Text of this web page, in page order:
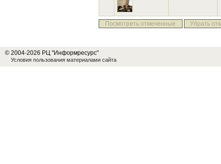
Посмотреть отмеченные Убрать
© 2004-2026 РЦ "Информресурс"
Условия пользования материалами сайта